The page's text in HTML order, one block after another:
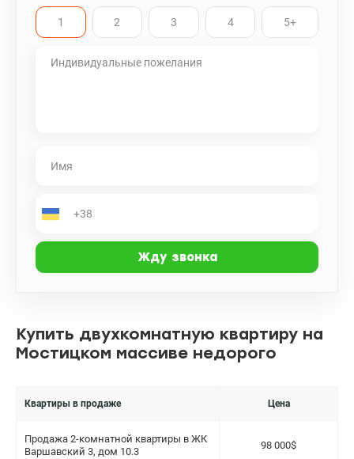
1 2 3 4 5+
Купить двухкомнатную квартиру на
Мостицком массиве недорого
Квартиры в продаже Цена
Продажа 2-комнатной квартиры в ЖК
Варшавский 3, дом 10.3
98 000$